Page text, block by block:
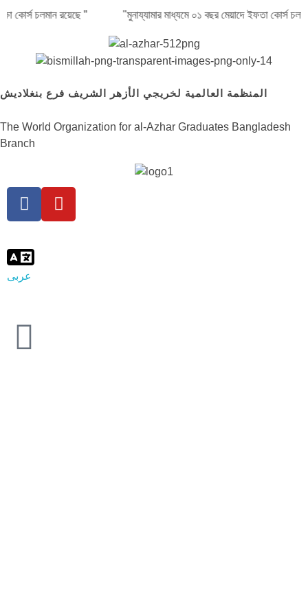
শিক্ষা কোর্স চলমান রয়েছে ” "মুনায্যামার মাধ্যমে ০১ বছর মেয়াদে ইফতা
المنظمة العالمية لخريجي الأزهر الشريف فرع بنغلاديش
The World Organization for al-Azhar Graduates Bangladesh
Branch
عربى